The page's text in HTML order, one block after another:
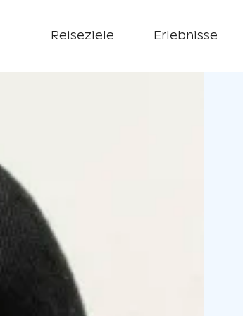
Reiseziele Erlebnisse